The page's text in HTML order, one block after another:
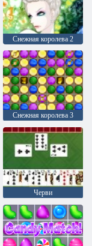
Снежная королева 2
Снежная королева 3
Черви